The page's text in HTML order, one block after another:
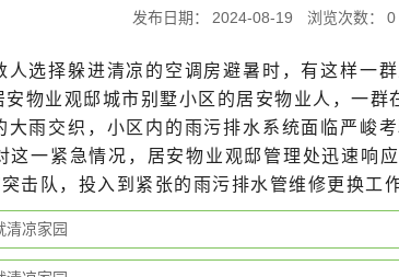
发布日期： 2024-08-19 浏览次数： 0
选择躲进清凉的空调房避暑时，有这样一
业观邸城市别墅小区的居安物业人，一群
雨交织，小区内的雨污排水系统面临严峻
这一紧急情况，居安物业观邸管理处迅速响
击队，投入到紧张的雨污排水管维修更换工作